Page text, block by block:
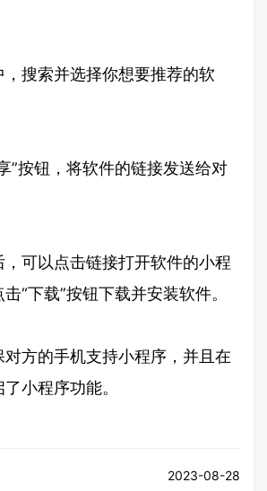
搜索并选择你想要推荐的软
”按钮，将软件的链接发送给对
，可以点击链接打开软件的小程
“下载”按钮下载并安装软件。
方的手机支持小程序，并且在
小程序功能。
2023-08-28